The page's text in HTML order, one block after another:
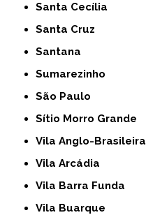
Santa Cecília
Santa Cruz
Santana
Sumarezinho
São Paulo
Sítio Morro Grande
Vila Anglo-Brasileira
Vila Arcádia
Vila Barra Funda
Vila Buarque